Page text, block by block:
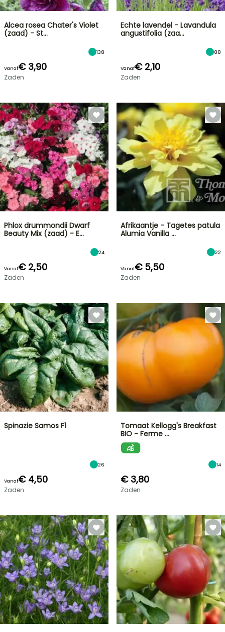
Alcea rosea Chater's Violet
(zaad) - St…
138
Vanaf€ 3,90
Zaden
Echte lavendel - Lavandula
angustifolia (zaa…
88
Vanaf€ 2,10
Zaden
Phlox drummondii Dwarf
Beauty Mix (zaad) - E…
24
Vanaf€ 2,50
Zaden
Afrikaantje - Tagetes patula
Alumia Vanilla …
22
Vanaf€ 5,50
Zaden
Spinazie Samos F1
26
Vanaf€ 4,50
Zaden
Tomaat Kellogg's Breakfast
BIO - Ferme …
14
€ 3,80
Zaden